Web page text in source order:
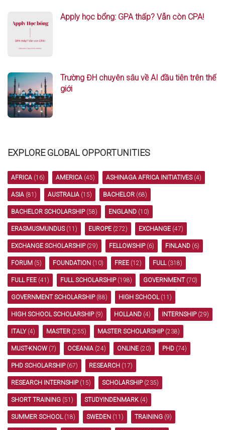
Apply học bổng: GPA thấp? Vẫn còn CPA!
Trường ĐH chuyên sâu về AI đầu tiên trên thế
giới
EXPLORE GLOBAL OPPORTUNITIES
AFRICA (16) AMERICA (45) ASHINAGA AFRICA INITIATIVES(4)
ASIA (81) AUSTRALIA (15) BACHELOR (68)
BACHELOR SCHOLARSHIP(58) ENGLAND (10)
ERASMUSMUNDUS(11) EUROPE (272) EXCHANGE (47)
EXCHANGE SCHOLARSHIP(29) FELLOWSHIP(6) FINLAND (6)
FORUM (5) FOUNDATION (10) FREE (12) FULL(318)
FULL FEE (41) FULL SCHOLARSHIP(198) GOVERNMENT(70)
GOVERNMENT SCHOLARSHIP(88) HIGH SCHOOL(11)
HIGH SCHOOL SCHOLARSHIP(9) HOLLAND (4) INTERNSHIP(29)
ITALY(4) MASTER (255) MASTER SCHOLARSHIP(238)
MUST-KNOW (7) OCEANIA (24) ONLINE (20) PHD (74)
PHD SCHOLARSHIP(67) RESEARCH (17)
RESEARCH INTERNSHIP(15) SCHOLARSHIP(235)
SHORT TRAINING (51) STUDYINDENMARK (4)
SUMMER SCHOOL(18) SWEDEN (11) TRAINING (9)